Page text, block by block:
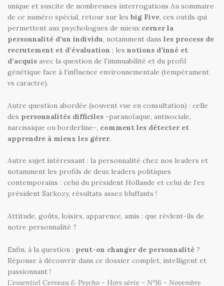
unique et suscite de nombreuses interrogations Au sommaire
de ce numéro spécial, retour sur les big Five, ces outils qui
permettent aux psychologues de mieux cerner la
personnalité d’un individu, notamment dans les process de
recrutement et d’évaluation ; les notions d’inné et
d’acquis avec la question de l’immuabilité et du profil
génétique face à l’influence environnementale (tempérament
vs caractre).
Autre question abordée (souvent vue en consultation) : celle
des personnalités difficiles -paranoïaque, antisociale,
narcissique ou borderline-, comment les détecter et
apprendre à mieux les gérer.
Autre sujet intéressant : la personnalité chez nos leaders et
notamment les profils de deux leaders politiques
contemporains : celui du président Hollande et celui de l’ex
président Sarkozy, résultats assez bluffants !
Attitude, goûts, loisirs, apparence, amis : que révlent-ils de
notre personnalité ?
Enfin, à la question : peut-on changer de personnalité ?
Réponse à découvrir dans ce dossier complet, intelligent et
passionnant !
L’essentiel Cerveau & Psycho - Hors série - N°16 - Novembre